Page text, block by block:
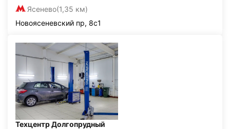
Ясенево(1,35 км)
Новоясеневский пр, 8с1
Техцентр Долгопрудный